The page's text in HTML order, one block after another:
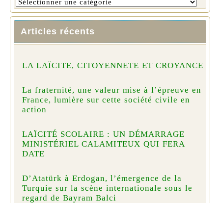
Articles récents
LA LAÏCITE, CITOYENNETE ET CROYANCE
La fraternité, une valeur mise à l’épreuve en
France, lumière sur cette société civile en
action
LAÏCITÉ SCOLAIRE : UN DÉMARRAGE
MINISTÉRIEL CALAMITEUX QUI FERA
DATE
D’Atatürk à Erdogan, l’émergence de la
Turquie sur la scène internationale sous le
regard de Bayram Balci